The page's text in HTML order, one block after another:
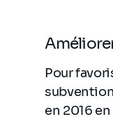
Pour
en 2016